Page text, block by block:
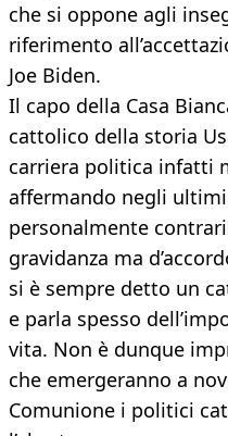
che si oppone agli
riferimento
Joe Biden.
Il capo della Casa
cattolico della storia
carriera politica infatti
affermando negli
personalmente
gravidanza ma
si è sempre detto un
e parla spesso
vita. Non è dunque
che emergeranno a
Comunione i politici